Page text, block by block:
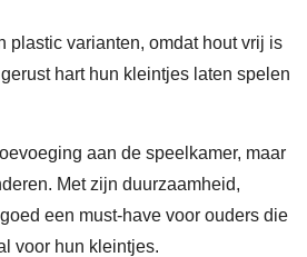
plastic varianten, omdat hout vrij is
hart hun kleintjes laten spelen
aan de speelkamer, maar
Met zijn duurzaamheid,
een must-have voor ouders die
voor hun kleintjes.